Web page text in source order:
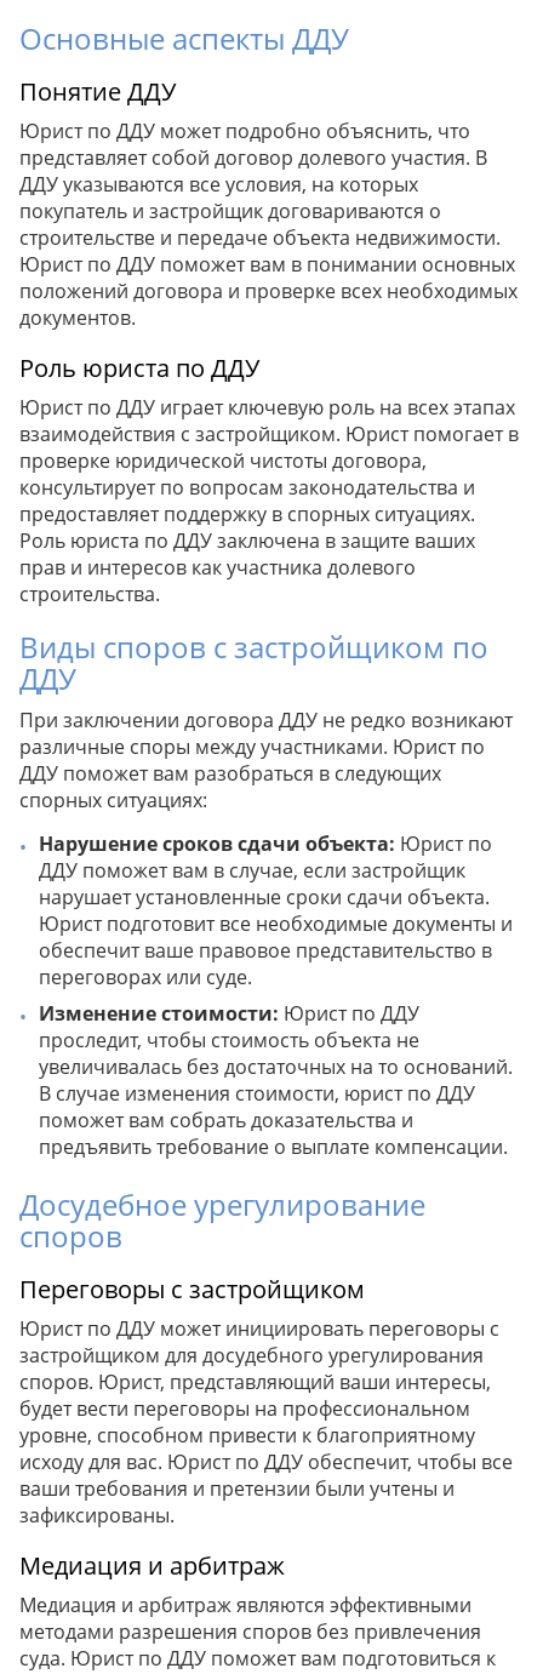
Основные аспекты ДДУ
Понятие ДДУ
Юрист по ДДУ может подробно объяснить, что
представляет собой договор долевого участия. В
ДДУ указываются все условия, на которых
покупатель и застройщик договариваются о
строительстве и передаче объекта недвижимости.
Юрист по ДДУ поможет вам в понимании основных
положений договора и проверке всех необходимых
документов.
Роль юриста по ДДУ
Юрист по ДДУ играет ключевую роль на всех этапах
взаимодействия с застройщиком. Юрист помогает в
проверке юридической чистоты договора,
консультирует по вопросам законодательства и
предоставляет поддержку в спорных ситуациях.
Роль юриста по ДДУ заключена в защите ваших
прав и интересов как участника долевого
строительства.
Виды споров с застройщиком по
ДДУ
При заключении договора ДДУ не редко возникают
различные споры между участниками. Юрист по
ДДУ поможет вам разобраться в следующих
спорных ситуациях:
Нарушение сроков сдачи объекта: Юрист по
ДДУ поможет вам в случае, если застройщик
нарушает установленные сроки сдачи объекта.
Юрист подготовит все необходимые документы и
обеспечит ваше правовое представительство в
переговорах или суде.
Изменение стоимости: Юрист по ДДУ
проследит, чтобы стоимость объекта не
увеличивалась без достаточных на то оснований.
В случае изменения стоимости, юрист по ДДУ
поможет вам собрать доказательства и
предъявить требование о выплате компенсации.
Досудебное урегулирование
споров
Переговоры с застройщиком
Юрист по ДДУ может инициировать переговоры с
застройщиком для досудебного урегулирования
споров. Юрист, представляющий ваши интересы,
будет вести переговоры на профессиональном
уровне, способном привести к благоприятному
исходу для вас. Юрист по ДДУ обеспечит, чтобы все
ваши требования и претензии были учтены и
зафиксированы.
Медиация и арбитраж
Медиация и арбитраж являются эффективными
методами разрешения споров без привлечения
суда. Юрист по ДДУ поможет вам подготовиться к